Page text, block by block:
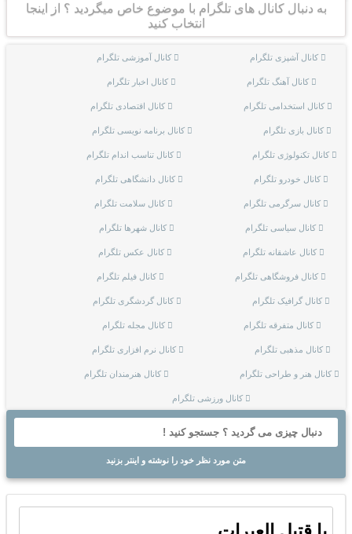
به دنبال کانال های تلگرام با موضوع خاص میگردید ؟ از اینجا
انتخاب کنید
کانال آشپزی تلگرام کانال آموزشی تلگرام
کانال آهنگ تلگرام کانال اخبار تلگرام
کانال استخدامی تلگرام کانال اقتصادی تلگرام
کانال بازی تلگرام کانال برنامه نویسی تلگرام
کانال تکنولوژی تلگرام کانال تناسب اندام تلگرام
کانال خودرو تلگرام کانال دانشگاهی تلگرام
کانال سرگرمی تلگرام کانال سلامت تلگرام
کانال سیاسی تلگرام کانال شهرها تلگرام
کانال عاشقانه تلگرام کانال عکس تلگرام
کانال فروشگاهی تلگرام کانال فیلم تلگرام
کانال گرافیک تلگرام کانال گردشگری تلگرام
کانال متفرقه تلگرام کانال مجله تلگرام
کانال مذهبی تلگرام کانال نرم افزاری تلگرام
کانال هنر و طراحی تلگرام کانال هنرمندان تلگرام
کانال ورزشی تلگرام
متن مورد نظر خود را نوشته و اینتر بزنید